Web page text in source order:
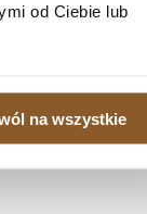
od Ciebie lub
na wszystkie
istnieje potrzeba